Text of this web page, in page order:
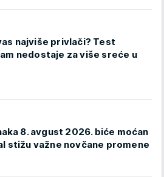
najviše privlači? Test
nedostaje za više sreće u
8. avgust 2026. biće moćan
stižu važne novčane promene